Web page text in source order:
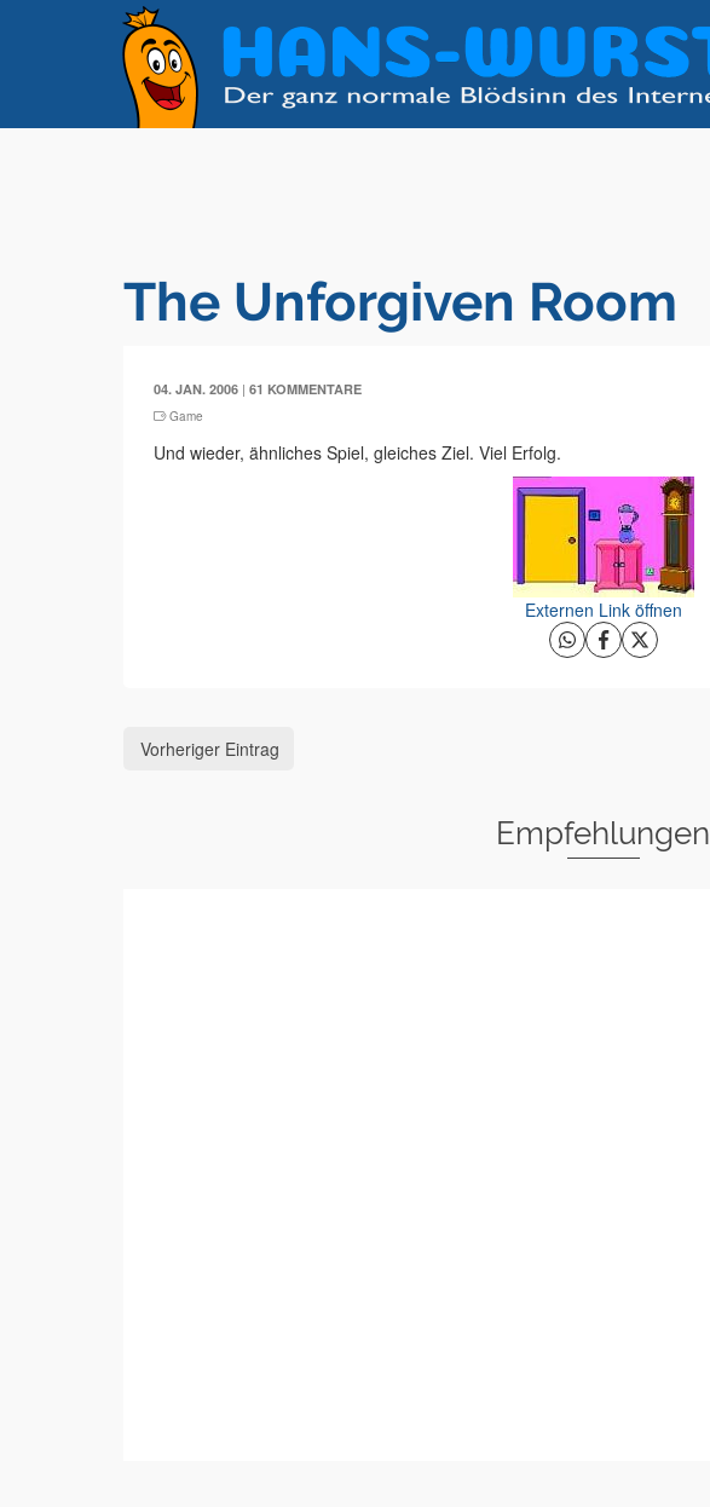
The Unforgiven Room
04. JAN. 2006 | 61 KOMMENTARE
Game
Und wieder, ähnliches Spiel, gleiches Ziel. Viel Erfolg.
Externen Link öffnen
Vorheriger Eintrag
Empfehlungen